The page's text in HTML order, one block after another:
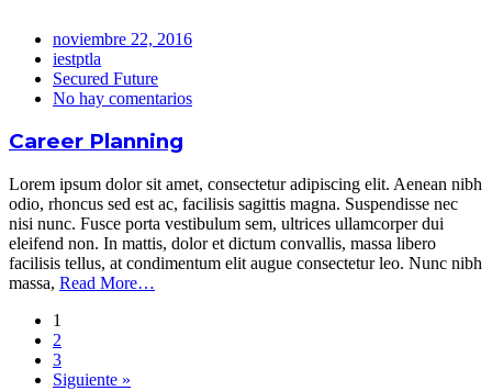
noviembre 22, 2016
iestptla
Secured Future
No hay comentarios
Career Planning
Lorem ipsum dolor sit amet, consectetur adipiscing elit. Aenean nibh
odio, rhoncus sed est ac, facilisis sagittis magna. Suspendisse nec
nisi nunc. Fusce porta vestibulum sem, ultrices ullamcorper dui
eleifend non. In mattis, dolor et dictum convallis, massa libero
facilisis tellus, at condimentum elit augue consectetur leo. Nunc nibh
massa, Read More…
1
2
3
Siguiente »